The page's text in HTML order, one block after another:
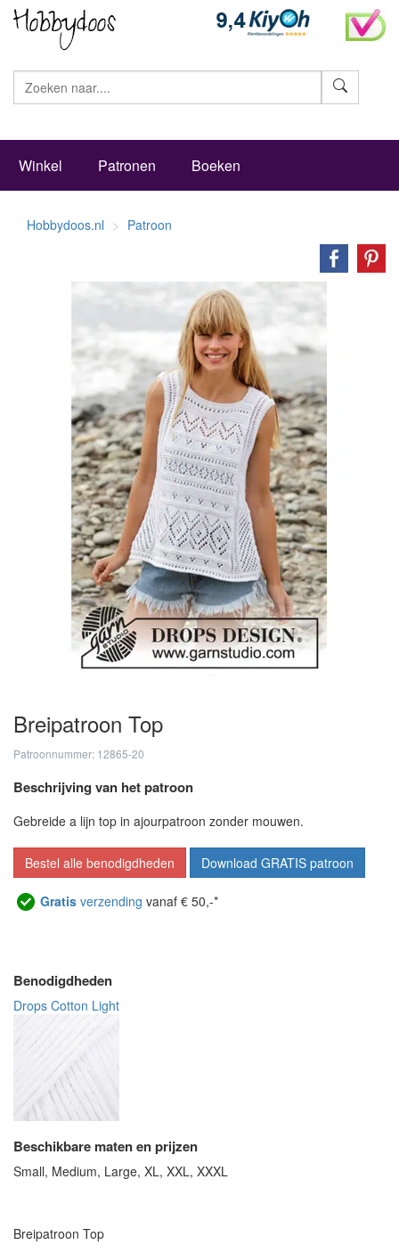
Winkel Patronen Boeken
Hobbydoos.nl Patroon
Breipatroon Top
Patroonnummer: 12865-20
Beschrijving van het patroon
Gebreide a lijn top in ajourpatroon zonder mouwen.
Bestel alle benodigdheden Download GRATIS patroon
Gratis verzending vanaf € 50,-*
Benodigdheden
Drops Cotton Light
Beschikbare maten en prijzen
Small, Medium, Large, XL, XXL, XXXL
Breipatroon Top